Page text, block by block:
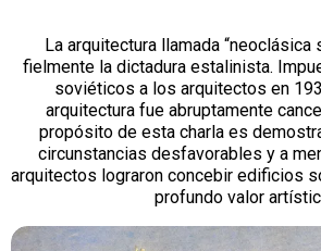
La arquitectura llamada “neoclásica
fielmente la dictadura estalinista.
soviéticos a los arquitectos en
arquitectura fue abruptamente
propósito de esta charla es
circunstancias desfavorables y a
arquitectos lograron concebir edificios
profundo valor